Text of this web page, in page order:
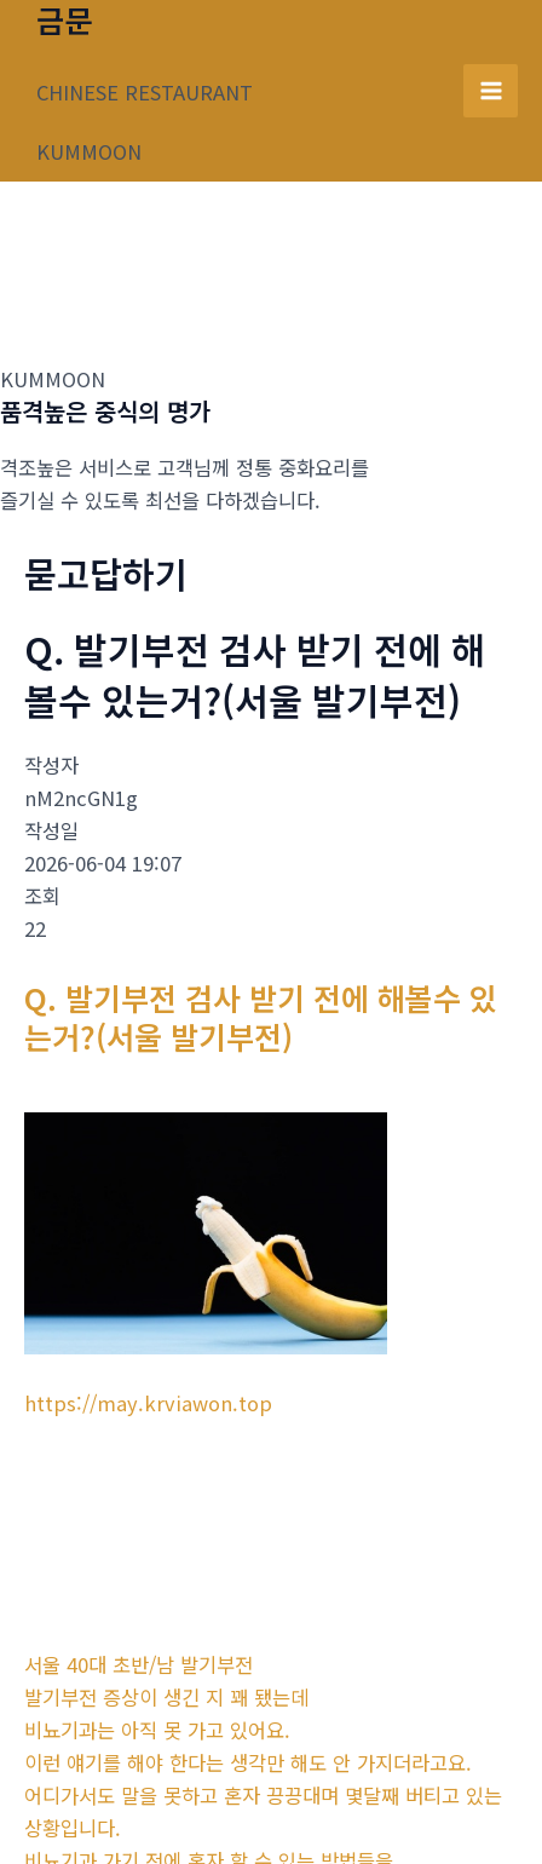
너
금문
CHINESE RESTAURANT
KUMMOON
Main
KUMMOON
품격높은 중식의 명가
격조높은 서비스로 고객님께 정통 중화요리를
즐기실 수 있도록 최선을 다하겠습니다.
묻고답하기
Q. 발기부전 검사 받기 전에 해
볼수 있는거?(서울 발기부전)
작성자
nM2ncGN1g
작성일
2026-06-04 19:07
조회
22
Q. 발기부전 검사 받기 전에 해볼수 있
는거?(서울 발기부전)
https://may.krviawon.top
서울 40대 초반/남 발기부전
발기부전 증상이 생긴 지 꽤 됐는데
비뇨기과는 아직 못 가고 있어요.
이런 얘기를 해야 한다는 생각만 해도 안 가지더라고요.
어디가서도 말을 못하고 혼자 끙끙대며 몇달째 버티고 있는
상황입니다.